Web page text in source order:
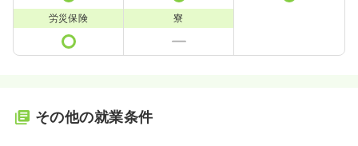
労災保険 寮
その他の就業条件